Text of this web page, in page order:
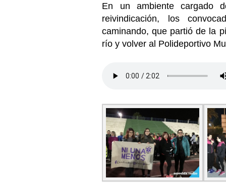
En un ambiente cargado
reivindicación, los
caminando, que partió de la
río y volver al Polideportivo